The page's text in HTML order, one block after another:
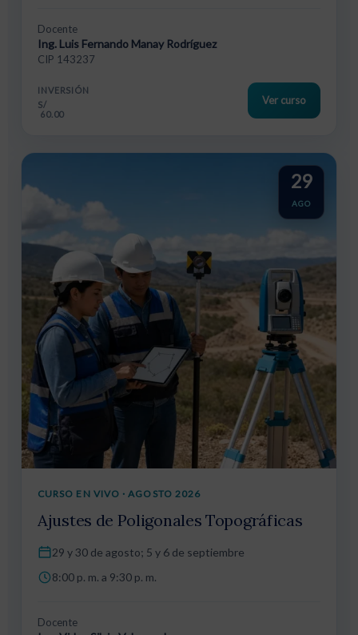
Docente
Ing. Luis Fernando Manay Rodríguez
CIP 143237
INVERSIÓN
S/
60.00
Ver curso
29
AGO
CURSO EN VIVO · AGOSTO 2026
Ajustes de Poligonales Topográficas
29 y 30 de agosto; 5 y 6 de septiembre
8:00 p. m. a 9:30 p. m.
Docente